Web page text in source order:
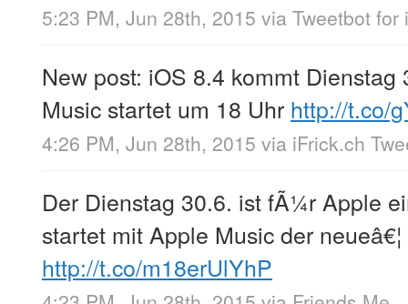
5:23 PM, Jun 28th, 2015 via Tweetbot for
New post: iOS 8.4 kommt
Music startet um 18 Uhr http://t.co/
4:26 PM, Jun 28th, 2015 via iFrick.ch
Der Dienstag 30.6. ist fÃ¼r Apple
startet mit Apple Music der neueâ€¦
http://t.co/m18erUlYhP